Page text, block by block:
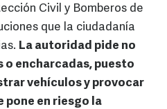
Civil y Bomberos de
que la ciudadanía
La autoridad pide no
o encharcadas, puesto
vehículos y provocar
pone en riesgo la